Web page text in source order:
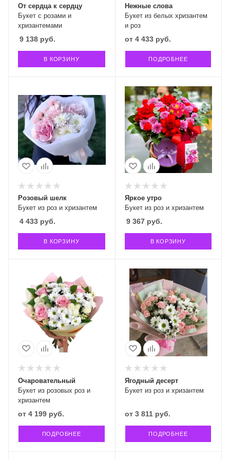
Букет с розами и
хризантемами
От сердца к сердцу
9 138 руб.
В КОРЗИНУ
Букет из белых хризантем
и роз
Нежные слова
от 4 433 руб.
ПОДРОБНЕЕ
Букет из роз и хризантем
Розовый шелк
4 433 руб.
В КОРЗИНУ
Букет из роз и хризантем
Яркое утро
9 367руб.
В КОРЗИНУ
Букет из розовых роз и
хризантем
Очаровательный
от 4 199 руб.
ПОДРОБНЕЕ
Букет из роз и хризантем
Ягодный десерт
от 3 811 руб.
ПОДРОБНЕЕ